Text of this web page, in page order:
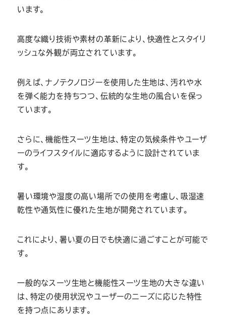
います。
高度な織り技術や素材の革新により、快適性とスタイリ
ッシュな外観が両立されています。
例えば、ナノテクノロジーを使用した生地は、汚れや水
を弾く能力を持ちつつ、伝統的な生地の風合いを保っ
ています。
さらに、機能性スーツ生地は、特定の気候条件やユーザ
ーのライフスタイルに適応するように設計されていま
す。
暑い環境や湿度の高い場所での使用を考慮し、吸湿速
乾性や通気性に優れた生地が開発されています。
これにより、暑い夏の日でも快適に過ごすことが可能で
す。
一般的なスーツ生地と機能性スーツ生地の大きな違い
は、特定の使用状況やユーザーのニーズに応じた特性
を持つ点にあります。